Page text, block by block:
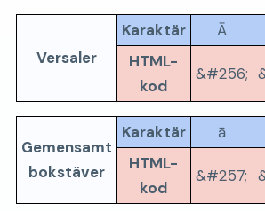
Versaler
Karaktär Ā
HTML-
kod
&#256;
Gemensamt
bokstäver
Karaktär ā
HTML-
kod
&#257;